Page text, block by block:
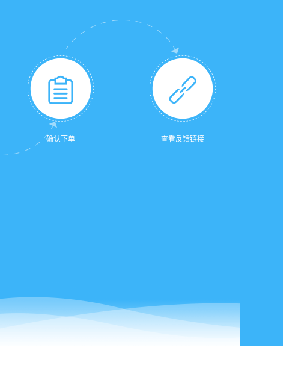
确认下单 查看反馈链接